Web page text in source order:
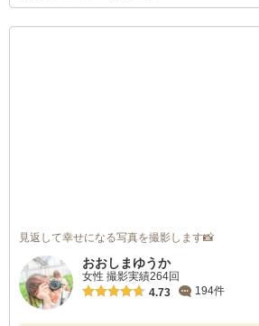
見返して幸せになる写真を撮影します📸
おおしまゆうか
女性 撮影実績264回
4.73
194件